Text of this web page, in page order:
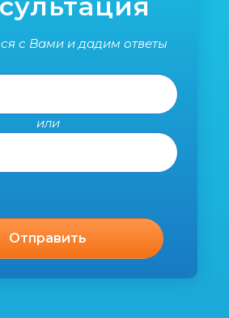
с Вами и дадим ответы
или